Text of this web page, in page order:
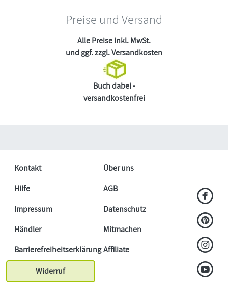
Preise und Versand
Alle Preise inkl. MwSt.
und ggf. zzgl.Versandkosten
Buch dabei -
versandkostenfrei
Kontakt
Über uns
Hilfe
AGB
Impressum
Datenschutz
Händler
Mitmachen
BarrierefreiheitserklärungAffiliate
Widerruf